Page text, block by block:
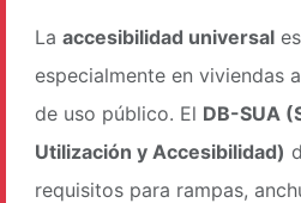
La accesibilidad universal
especialmente en viviendas
de uso público. El DB-SUA
Utilización y Accesibilidad)
requisitos para rampas,